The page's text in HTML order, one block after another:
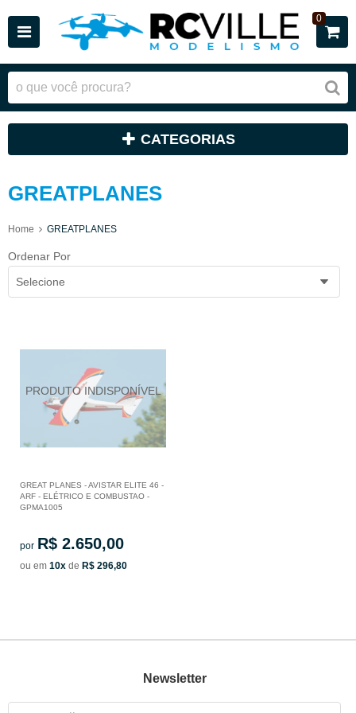
0
CATEGORIAS
GREATPLANES
Home GREATPLANES
Ordenar Por
Selecione
GREAT PLANES - AVISTAR ELITE 46 -
ARF - ELÉTRICO E COMBUSTAO -
GPMA1005
por R$ 2.650,00
ou em 10x de R$ 296,80
Newsletter